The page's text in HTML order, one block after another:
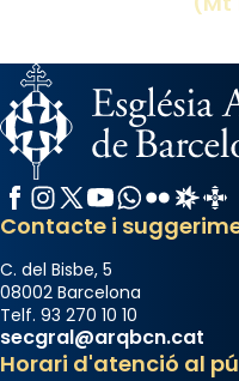
Facebook
Instagram
X / Twitter
YouTube
WhatsApp
FlickrRadio
Contacte i
C. del Bisbe, 5
08002 Barcelona
Telf. 93 270 10 10
secgral@arqbcn.cat
Horari d'atenció al